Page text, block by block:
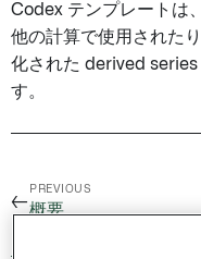
Codex テンプレートは
他の計算で使用された
化された derived series
す。
←
PREVIOUS
概要